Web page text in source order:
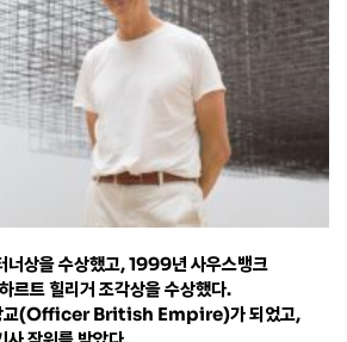
상을 수상했고, 1999년 사우스뱅크
트 힐리거 조각상을 수상했다.
교(Officer British Empire)가 되었고,